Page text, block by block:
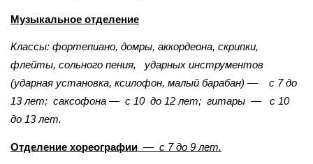
Музыкальное отделение
Классы: фортепиано, домры, аккордеона, скрипки,
флейты, сольного пения, ударных инструментов
(ударная установка, ксилофон, малый барабан) — с 7 до
13 лет; саксофона — с 10 до 12 лет; гитары — с 10
до 13 лет.
Отделение хореографии — с 7 до 9 лет.